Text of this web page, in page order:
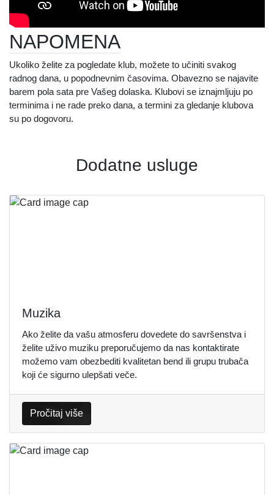
NAPOMENA
Ukoliko želite za pogledate klub, možete to učiniti svakog
radnog dana, u popodnevnim časovima. Obavezno se najavite
barem pola sata pre Vašeg dolaska. Klubovi se iznajmljuju po
terminima i ne rade preko dana, a termini za gledanje klubova
su po dogovoru.
Dodatne usluge
Muzika
Ako želite da vašu atmosferu dovedete do savršenstva i
želite uživo muziku preporučujemo da nas kontaktirate
možemo vam obezbediti kvalitetan bend ili grupu trubača
koji će sigurno ulepšati veče.
Pročitaj više